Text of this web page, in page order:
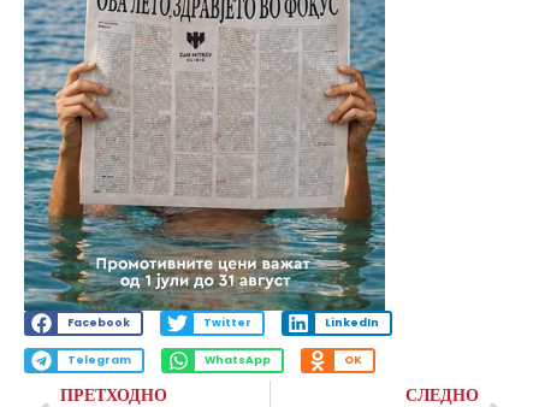
Facebook Twitter LinkedIn
Telegram WhatsApp OK
ПРЕТХОДНО СЛЕДНО